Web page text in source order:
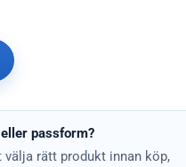
passform?
välja rätt produkt innan köp,